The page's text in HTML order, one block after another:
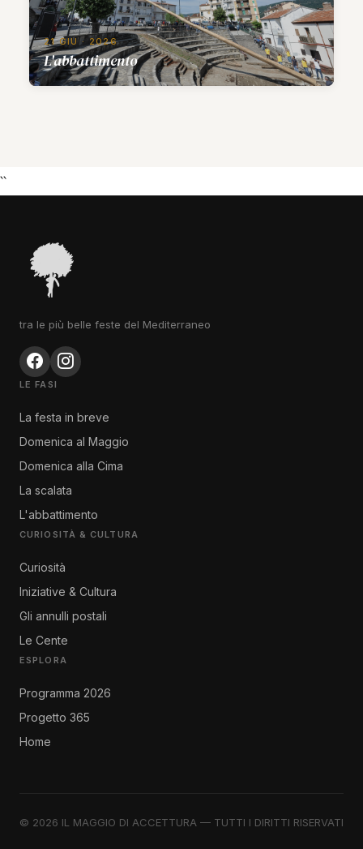
21 GIU · 2026
L'abbattimento
``
tra le più belle feste del Mediterraneo
LE FASI
La festa in breve
Domenica al Maggio
Domenica alla Cima
La scalata
L'abbattimento
CURIOSITÀ & CULTURA
Curiosità
Iniziative & Cultura
Gli annulli postali
Le Cente
ESPLORA
Programma 2026
Progetto 365
Home
© 2026 IL MAGGIO DI ACCETTURA — TUTTI I DIRITTI RISERVATI